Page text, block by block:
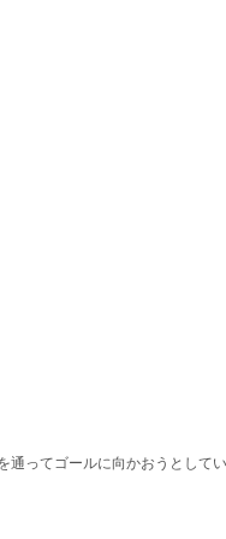
ってゴールに向かおうとしてい